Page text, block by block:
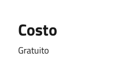
Costo
Gratuito